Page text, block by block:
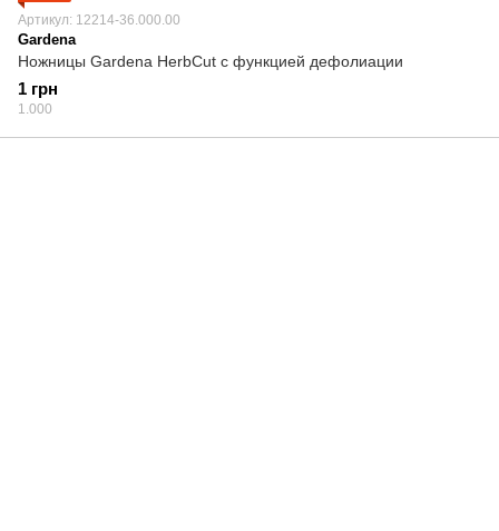
Артикул: 12214-36.000.00
Gardena
Ножницы Gardena HerbCut с функцией дефолиации
1 грн
1.000